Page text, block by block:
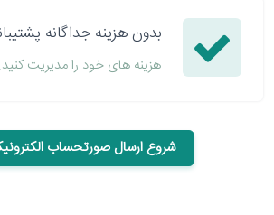
بدون هزینه جداگانه
هزینه های خود را مدیریت کنید.
شروع ارسال صورتحساب